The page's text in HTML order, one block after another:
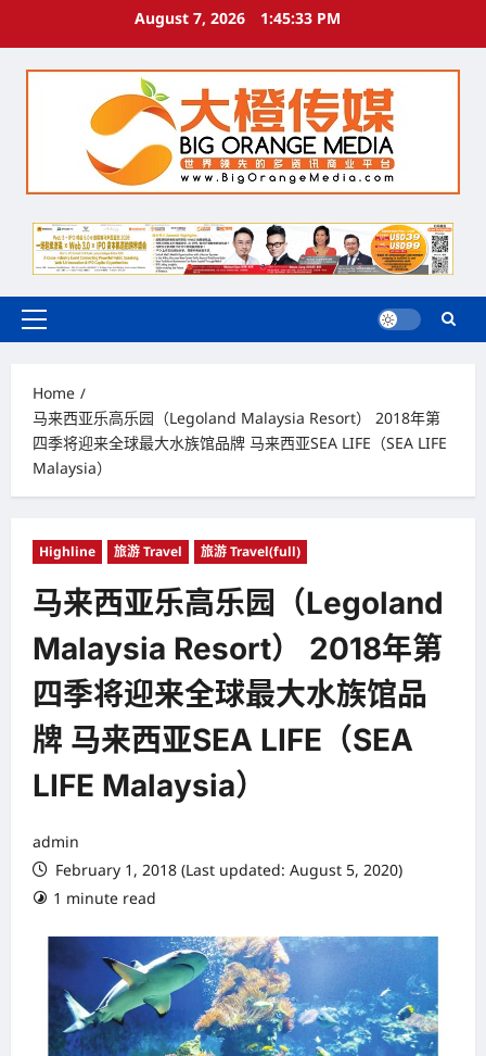
August 7, 2026 1:45:34 PM
Primary
Home
马来西亚乐高乐园（Legoland Malaysia Resort） 2018年第
四季将迎来全球最大水族馆品牌 马来西亚SEA LIFE（SEA LIFE
Malaysia）
Highline 旅游 Travel 旅游 Travel(full)
马来西亚乐高乐园（Legoland
Malaysia Resort） 2018年第
四季将迎来全球最大水族馆品
牌 马来西亚SEA LIFE（SEA
LIFE Malaysia）
admin
February 1, 2018 (Last updated: August 5, 2020)
1 minute read